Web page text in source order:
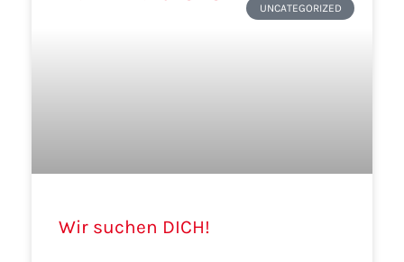
UNCATEGORIZED
Wir suchen DICH!